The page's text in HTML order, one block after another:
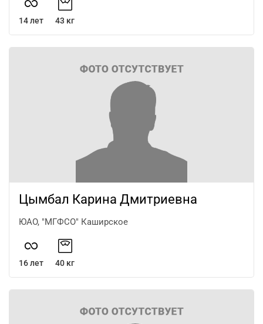
14 лет 43 кг
Цымбал Карина Дмитриевна
ЮАО, "МГФСО" Каширское
16 лет 40 кг